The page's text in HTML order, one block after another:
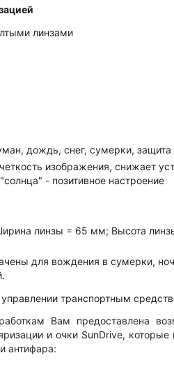
линзами
дождь, снег, сумерки, защита
изображения, снижает
- позитивное настроение
линзы = 65 мм; Высота
для вождения в сумерки,
транспортным
Вам предоставлена
и очки SunDrive,
антифара: